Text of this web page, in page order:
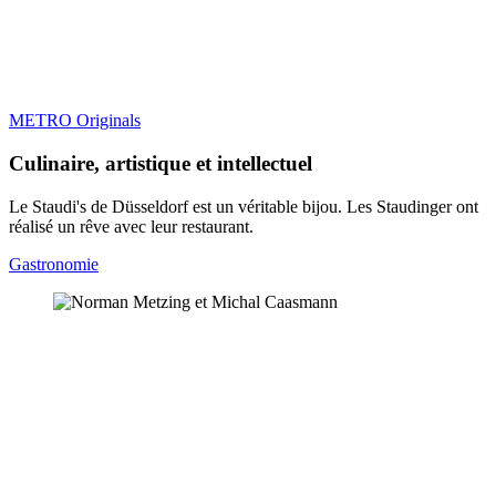
METRO Originals
Culinaire, artistique et intellectuel
Le Staudi's de Düsseldorf est un véritable bijou. Les Staudinger ont
réalisé un rêve avec leur restaurant.
Gastronomie